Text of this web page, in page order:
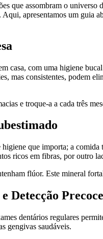
que assombram o
apresentamos um
casa, com uma higiene
mas consistentes, podem
e troque-a a cada três
que importa; a
ricos em fibras, por outro
flúor. Este mineral
Detecção Precoce
dentários regulares
gengivas saudáveis.